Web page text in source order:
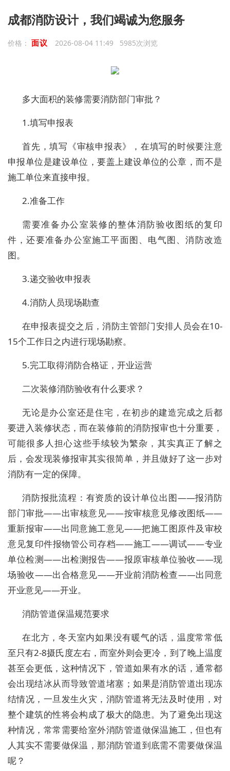
成都消防设计，我们竭诚为您服务
价格： 面议 2026-08-04 11:49 5985次浏览
多大面积的装修需要消防部门审批？
1.填写申报表
首先，填写《审核申报表》，在填写的时候要注意
申报单位是建设单位，要盖上建设单位的公章，而不是
施工单位来直接申报。
2.准备工作
需要准备办公室装修的整体消防验收图纸的复印
件，还要准备办公室施工平面图、电气图、消防改造
图。
3.递交验收申报表
4.消防人员现场勘查
在申报表提交之后，消防主管部门安排人员会在10-
15个工作日之内进行现场勘察。
5.完工取得消防合格证，开业运营
二次装修消防验收有什么要求？
无论是办公室还是住宅，在初步的建造完成之后都
要进入装修状态，而在装修前的消防报审也十分重要，
可能很多人担心这些手续较为繁杂，其实真正了解之
后，会发现装修报审其实很简单，并且做好了这一步对
消防有一定的保障。
消防报批流程：有资质的设计单位出图——报消防
部门审批——出审核意见——按审核意见修改图纸——
重新报审——出同意施工意见——把施工图原件及审校
意见复印件报物管公司存档——施工——调试——专业
单位检测——出检测报告——报原审核单位验收——现
场验收——出合格意见——开业前消防检查——出同意
开业意见——开业。
消防管道保温规范要求
在北方，冬天室内如果没有暖气的话，温度常常低
至只有2-8摄氏度左右，而室外则会更冷，到了晚上温度
甚至会更低，这种情况下，管道如果有水的话，通常都
会出现结冰从而导致管道堵塞；如果是消防管道出现冻
结情况，一旦发生火灾，消防管道将无法及时使用，对
整个建筑的性将会构成了极大的隐患。为了避免出现这
种情况，常常需要给室外消防管道做保温施工，但也有
人其实不需要做保温，那消防管道到底需不需要做保温
呢？